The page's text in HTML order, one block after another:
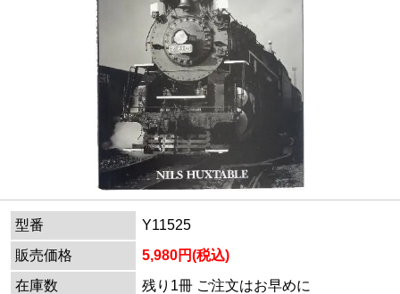
型番
Y11525
販売価格
5,980円(税込)
在庫数
残り1冊 ご注文はお早めに